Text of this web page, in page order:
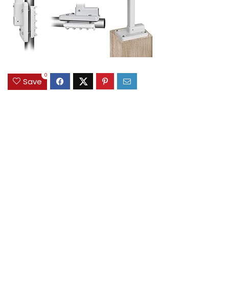
Save
0